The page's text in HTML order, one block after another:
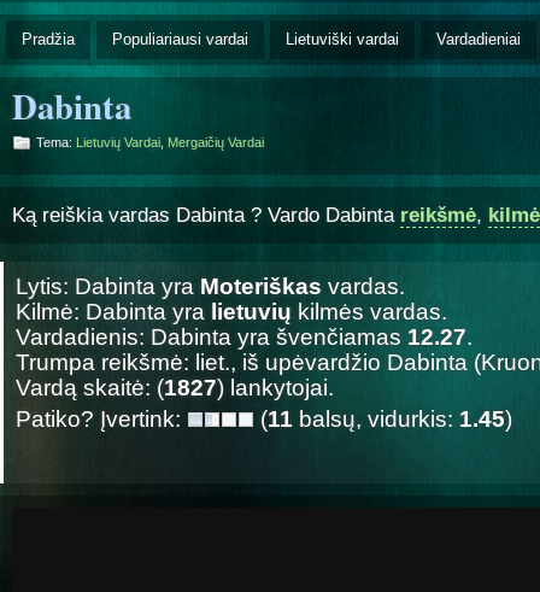
Pradžia Populiariausi vardai Lietuviški vardai Vardadieniai
Dabinta
Tema: Lietuvių Vardai Mergaičių Vardai
Ką reiškia vardas Dabinta ? Vardo Dabinta reikšmė, kilmė
Lytis: Dabinta yra Moteriškas vardas.
Kilmė: Dabinta yra lietuvių kilmės vardas.
Vardadienis: Dabinta yra švenčiamas 12.27.
Trumpa reikšmė: liet., iš upėvardžio Dabinta
Vardą skaitė: (1827) lankytojai.
Patiko? Įvertink:
(11 balsų, vidurkis: 1.45)